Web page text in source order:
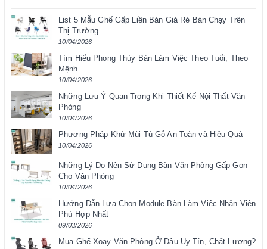
List 5 Mẫu Ghế Gấp Liền Bàn Giá Rẻ Bán Chạy Trên
Thị Trường
10/04/2026
Tìm Hiểu Phong Thủy Bàn Làm Việc Theo Tuổi, Theo
Mệnh
10/04/2026
Những Lưu Ý Quan Trọng Khi Thiết Kế Nội Thất Văn
Phòng
10/04/2026
Phương Pháp Khử Mùi Tủ Gỗ An Toàn và Hiệu Quả
10/04/2026
Những Lý Do Nên Sử Dụng Bàn Văn Phòng Gấp Gọn
Cho Văn Phòng
10/04/2026
Hướng Dẫn Lựa Chọn Module Bàn Làm Việc Nhân Viên
Phù Hợp Nhất
09/03/2026
Mua Ghế Xoay Văn Phòng Ở Đâu Uy Tín, Chất Lượng?